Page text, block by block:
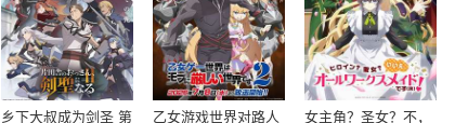
乡下大叔成为剑圣 第
乙女游戏世界对路人
女主角？圣女？不，